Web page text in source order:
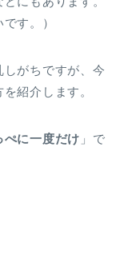
す。）
がちですが、今
を紹介します。
ぺに一度だけ 」で